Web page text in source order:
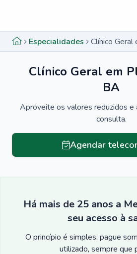
Especialidades
Clínico Geral em
BA
Aproveite os valores reduzidos e
consulta.
Agendar
Há mais de 25 anos a
seu acesso à
O princípio é simples: pague
utilizado, sempre que